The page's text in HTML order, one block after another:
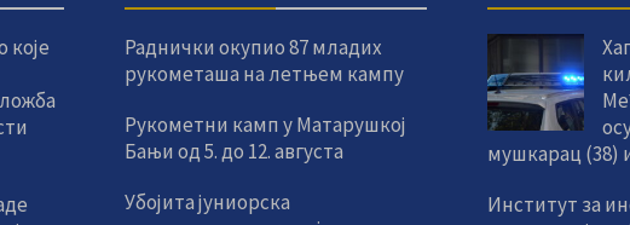
које
Раднички окупио 87 младих
рукометаша на летњем кампу
Рукометни камп у Матарушкој
Бањи од 5. до 12. августа
Убојита јуниорска
мушкарац (38)
Институт за